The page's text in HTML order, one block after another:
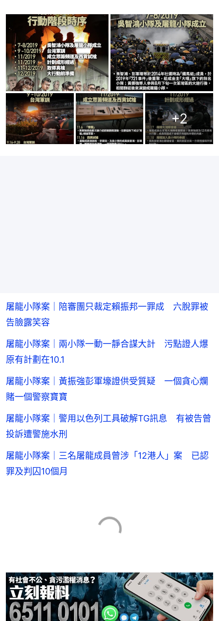
+2
屠龍小隊案｜陪審團只裁定賴振邦一罪成 六脫罪被
告臉露笑容
屠龍小隊案｜兩小隊一動一靜合謀大計 污點證人爆
原有計劃在10.1
屠龍小隊案｜黃振強彭軍壕證供受質疑 一個貪心爛
賭一個警察寶寶
屠龍小隊案｜警用以色列工具破解TG訊息 有被告曾
投訴遭警施水刑
屠龍小隊案｜三名屠龍成員曾涉「12港人」案 已認
罪及判囚10個月